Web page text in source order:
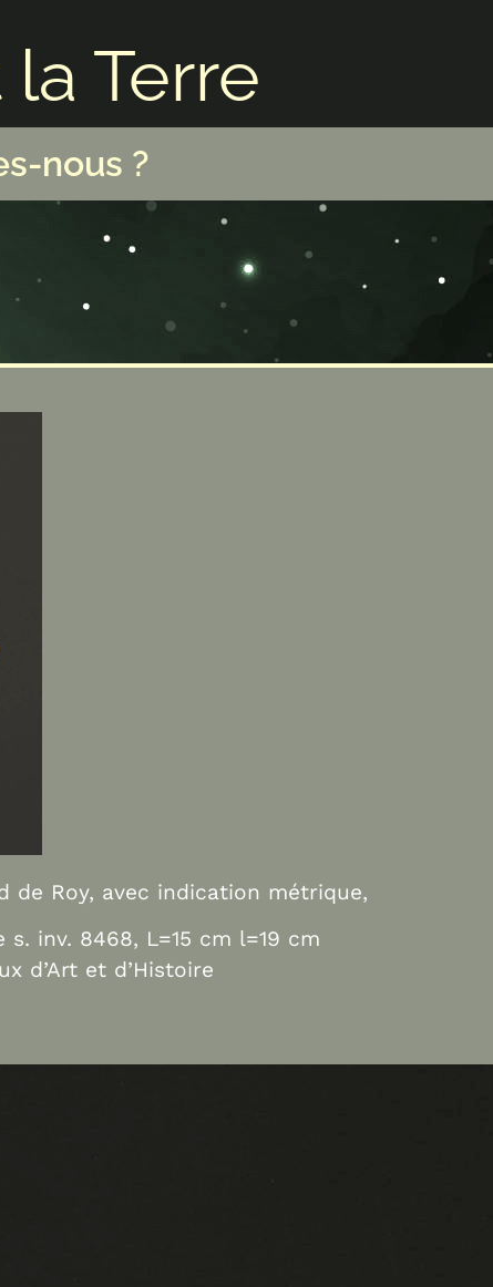
Terre
nous ?
de Roy, avec indication métrique,
s. inv. 8468, L=15 cm l=19 cm
d’Art et d’Histoire